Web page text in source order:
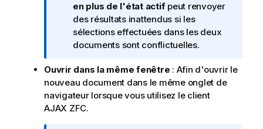
o
t
e
I
f
o
r
m
en plus de l'état actifpeut renvoyer
des résultats inattendus si les
sélections effectuées dans les deux
documents sont conflictuelles.
Ouvrir dans la même fenêtre : Afin d'ouvrir le
nouveau document dans le même onglet de
navigateur lorsque vous utilisez le client
AJAX ZFC.